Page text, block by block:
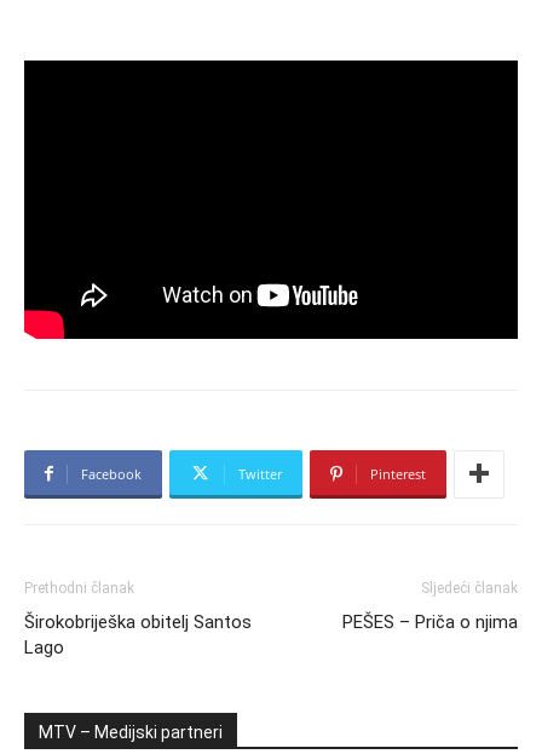
Facebook Twitter Pinterest
Prethodni članak
Širokobriješka obitelj Santos
Lago
Sljedeći članak
PEŠES – Priča o njima
MTV – Medijski partneri